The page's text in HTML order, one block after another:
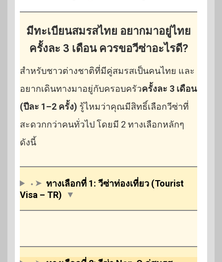
มีทะเบียนสมรสไทย อยากมาอยู่ไทย
ครั้งละ 3 เดือน ควรขอวีซ่าอะไรดี?
สำหรับชาวต่างชาติที่มีคู่สมรสเป็นคนไทย และ
อยากเดินทางมาอยู่กับครอบครัวครั้งละ 3 เดือน
(ปีละ 1–2 ครั้ง) รู้ไหมว่าคุณมีสิทธิ์เลือกวีซ่าที่
สะดวกกว่าคนทั่วไป โดยมี 2 ทางเลือกหลักๆ
ดังนี้
⬩➤ ทางเลือกที่ 1: วีซ่าท่องเที่ยว (Tourist
Visa – TR)
▼